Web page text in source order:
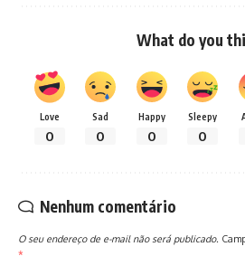
What do you
Love
0
Sad
0
Happy
0
Sleepy
0
Nenhum comentário
O seu endereço de e-mail não será publicado.
*